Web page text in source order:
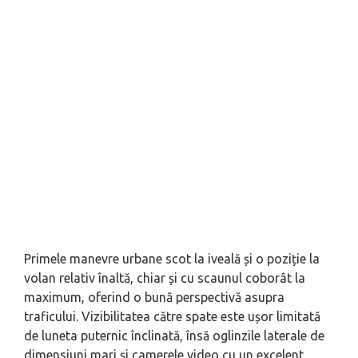
Primele manevre urbane scot la iveală și o poziție la
volan relativ înaltă, chiar și cu scaunul coborât la
maximum, oferind o bună perspectivă asupra
traficului. Vizibilitatea către spate este ușor limitată
de luneta puternic înclinată, însă oglinzile laterale de
dimensiuni mari și camerele video cu un excelent